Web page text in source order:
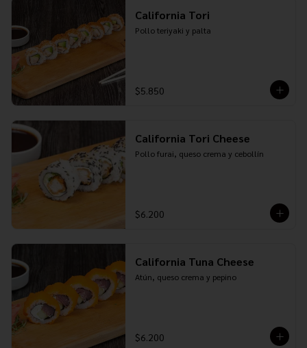
California Tori
Pollo teriyaki y palta
$5.850
California Tori Cheese
Pollo furai, queso crema y cebollín
$6.200
California Tuna Cheese
Atún, queso crema y pepino
$6.200